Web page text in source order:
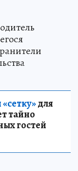
для
тайно
гостей